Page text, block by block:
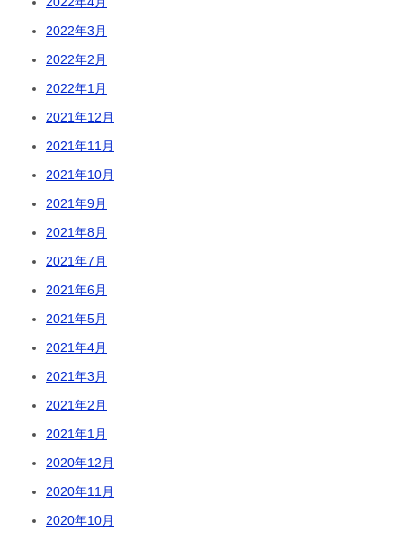
2022年3月
2022年2月
2022年1月
2021年12月
2021年11月
2021年10月
2021年9月
2021年8月
2021年7月
2021年6月
2021年5月
2021年4月
2021年3月
2021年2月
2021年1月
2020年12月
2020年11月
2020年10月